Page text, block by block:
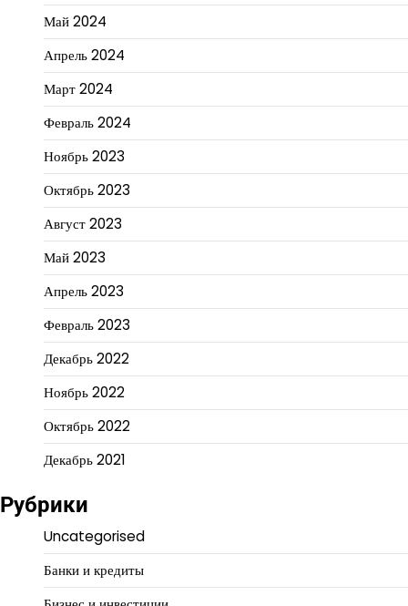
Май 2024
Апрель 2024
Март 2024
Февраль 2024
Ноябрь 2023
Октябрь 2023
Август 2023
Май 2023
Апрель 2023
Февраль 2023
Декабрь 2022
Ноябрь 2022
Октябрь 2022
Декабрь 2021
Рубрики
Uncategorised
Банки и кредиты